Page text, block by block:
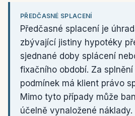
PŘEDČASNÉ SPLACENÍ
Předčasné splacení je
zbývající jistiny hypotéky
sjednané doby splácení
fixačního období. Za
podmínek má klient právo
Mimo tyto případy může
účelně vynaložené náklady.